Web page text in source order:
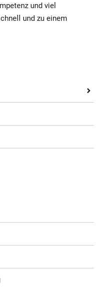
und viel
und zu einem